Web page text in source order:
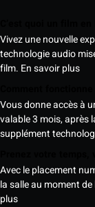
Vivez une nouvelle
technologie audio
film. En savoir plus
Vous donne accès à
valable 3 mois, après
supplément
Avec le placement
la salle au moment
plus